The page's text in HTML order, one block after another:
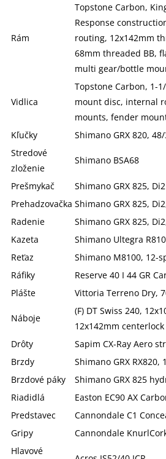
Rám
Topstone Carbon,
Response
routing, 12x142mm
68mm threaded BB,
multi gear/bottle
Vidlica
Topstone Carbon, 1-
mount disc, internal
mounts, fender
Kľučky
Shimano GRX 820, 48/
Stredové
zloženie
Shimano BSA68
Prešmykač
Shimano GRX 825, Di2
Prehadzovačka Shimano GRX 825,
Radenie
Shimano GRX 825,
Kazeta
Shimano Ultegra
Reťaz
Shimano M8100, 12-
Ráfiky
Reserve 40 I 44 GR
Plášte
Vittoria Terreno Dry,
Náboje
(F) DT Swiss 240,
12x142mm centerlock
Drôty
Sapim CX-Ray Aero
Brzdy
Shimano GRX
Brzdové páky
Shimano GRX 825
Riadidlá
Easton EC90 AX
Predstavec
Cannondale C1
Gripy
Cannondale
Hlavové